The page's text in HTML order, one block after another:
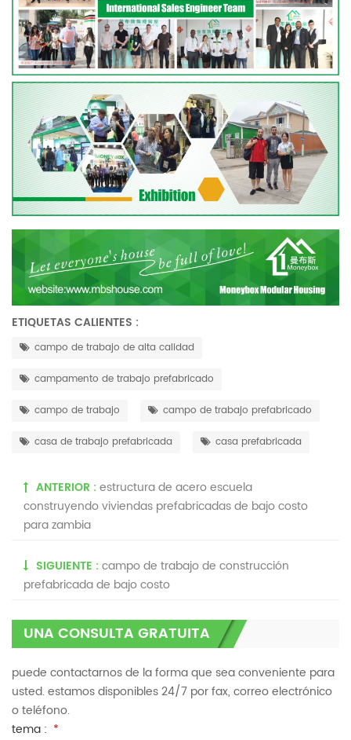
ETIQUETAS CALIENTES :
campo de trabajo de alta calidad
campamento de trabajo prefabricado
campo de trabajo campo de trabajo prefabricado
casa de trabajo prefabricada casa prefabricada
ANTERIOR :estructura de acero escuela
construyendo viviendas prefabricadas de bajo costo
para zambia
SIGUIENTE :campo de trabajo de construcción
prefabricada de bajo costo
UNA CONSULTA GRATUITA
puede contactarnos de la forma que sea conveniente para
usted. estamos disponibles 24/7 por fax, correo electrónico
o teléfono.
tema : *